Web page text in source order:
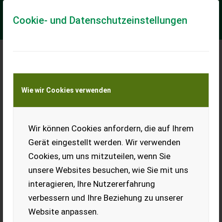
Cookie- und Datenschutzeinstellungen
Wie wir Cookies verwenden
Wir können Cookies anfordern, die auf Ihrem
Gerät eingestellt werden. Wir verwenden
Cookies, um uns mitzuteilen, wenn Sie
unsere Websites besuchen, wie Sie mit uns
interagieren, Ihre Nutzererfahrung
verbessern und Ihre Beziehung zu unserer
Website anpassen.
Meine Transportkostenanfrage
Transport von Land- und Baumaschinen –
KEINE Tiertransporte
Linde H30 T
Gasstapler
Verkaufe Gasstapler 3 t, mit
neuer Luftbereifung,
Prüfbuch dabei, 1 Besitz.
Günstiger Transport
vermittelbar. Standort
Oberösterreich.